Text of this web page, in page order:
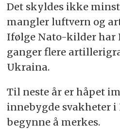
Det skyldes ikke
mangler luftvern og
Ifølge Nato-kilder har
ganger flere
Ukraina.
Til neste år er håpet
innebygde svakheter i
begynne å merkes.